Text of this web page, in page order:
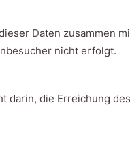
Daten zusammen
nicht erfolgt.
darin, die Erreichung